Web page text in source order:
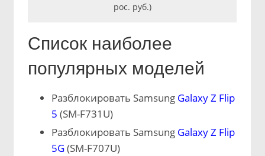
рос. руб.)
Список наиболее
популярных моделей
Разблокировать Samsung Galaxy Z Flip
5 (SM-F731U)
Разблокировать Samsung Galaxy Z Flip
5G(SM-F707U)